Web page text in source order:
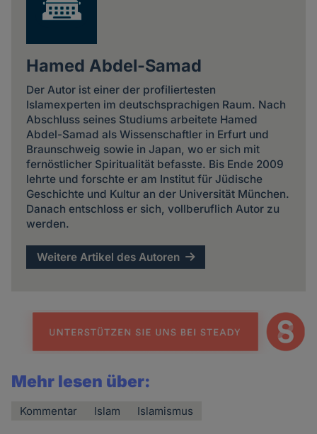
Hamed Abdel-Samad
Der Autor ist einer der profiliertesten
Islamexperten im deutschsprachigen Raum. Nach
Abschluss seines Studiums arbeitete Hamed
Abdel-Samad als Wissenschaftler in Erfurt und
Braunschweig sowie in Japan, wo er sich mit
fernöstlicher Spiritualität befasste. Bis Ende 2009
lehrte und forschte er am Institut für Jüdische
Geschichte und Kultur an der Universität München.
Danach entschloss er sich, vollberuflich Autor zu
werden.
Weitere Artikel des Autoren
Mehr lesen über:
Kommentar Islam Islamismus